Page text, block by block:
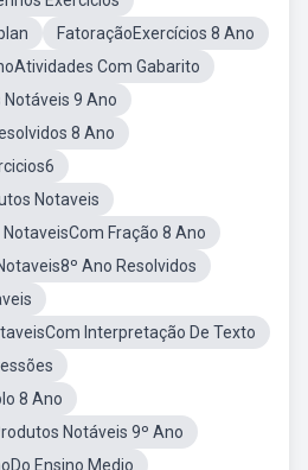
FatoraçãoExercícios 8 Ano
Com Gabarito
Notáveis 9 Ano
8 Ano
Notaveis
Fração 8 Ano
Ano Resolvidos
Interpretação De Texto
8 Ano
Notáveis 9º Ano
Ensino Medio